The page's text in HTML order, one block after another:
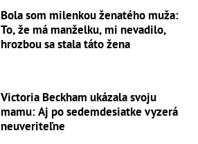
Bola som milenkou ženatého muža:
To, že má manželku, mi nevadilo,
hrozbou sa stala táto žena
Victoria Beckham ukázala svoju
mamu: Aj po sedemdesiatke vyzerá
neuveriteľne